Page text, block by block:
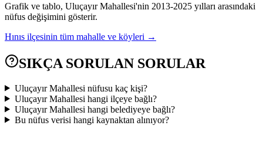
Grafik ve tablo, UluçayırMahallesi'nin 2013-2025 yılları arasındaki
nüfus değişimini gösterir.
Hınıs ilçesinin tüm mahalle ve köyleri →
SIKÇA SORULAN SORULAR
Uluçayır Mahallesi nüfusu kaç kişi?
Uluçayır Mahallesi hangi ilçeye bağlı?
Uluçayır Mahallesi hangi belediyeye bağlı?
Bu nüfus verisi hangi kaynaktan alınıyor?